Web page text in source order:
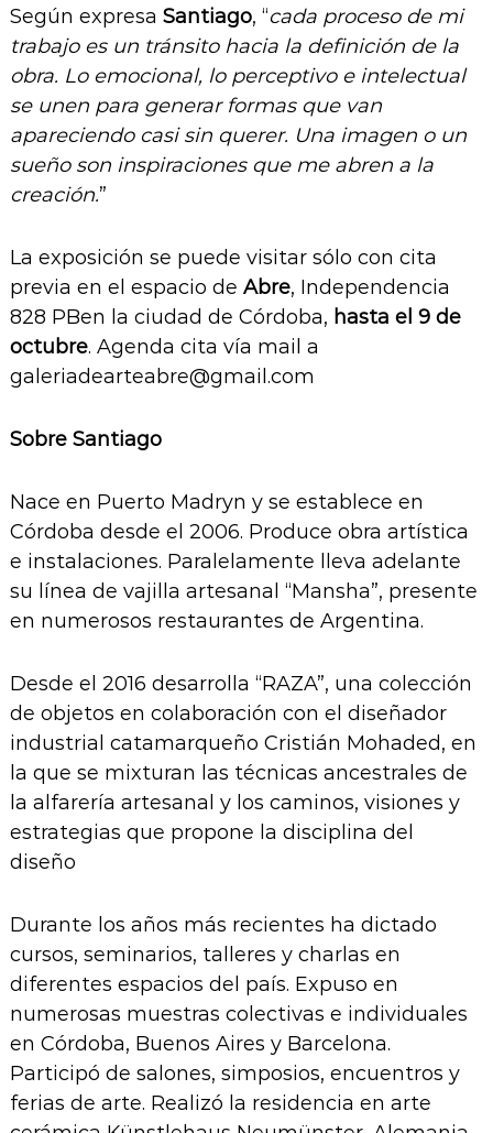
Según expresa Santiago, “cada proceso de mi
trabajo es un tránsito hacia la definición de la
obra. Lo emocional, lo perceptivo e intelectual
se unen para generar formas que van
apareciendo casi sin querer. Una imagen o un
sueño son inspiraciones que me abren a la
creación.”
La exposición se puede visitar sólo con cita
previa en el espacio de Abre, Independencia
828 PBen la ciudad de Córdoba, hasta el 9 de
octubre. Agenda cita vía mail a
galeriadearteabre@gmail.com
Sobre Santiago
Nace en Puerto Madryn y se establece en
Córdoba desde el 2006. Produce obra artística
e instalaciones. Paralelamente lleva adelante
su línea de vajilla artesanal “Mansha”, presente
en numerosos restaurantes de Argentina.
Desde el 2016 desarrolla “RAZA”, una colección
de objetos en colaboración con el diseñador
industrial catamarqueño Cristián Mohaded, en
la que se mixturan las técnicas ancestrales de
la alfarería artesanal y los caminos, visiones y
estrategias que propone la disciplina del
diseño
Durante los años más recientes ha dictado
cursos, seminarios, talleres y charlas en
diferentes espacios del país. Expuso en
numerosas muestras colectivas e individuales
en Córdoba, Buenos Aires y Barcelona.
Participó de salones, simposios, encuentros y
ferias de arte. Realizó la residencia en arte